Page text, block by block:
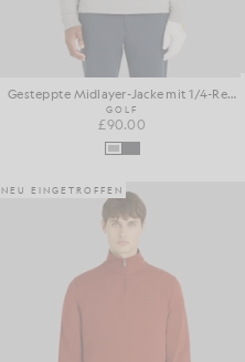
Gesteppte Midlayer-Jacke mit 1/4-Reißverschluss
GOLF
£90.00
NEU EINGETROFFEN